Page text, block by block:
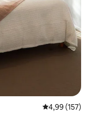
4,99 av 5 i
4,99 (157)